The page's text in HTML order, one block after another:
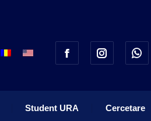
Student URA Cercetare